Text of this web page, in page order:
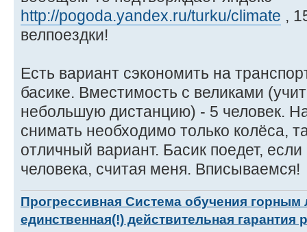
http://pogoda.yandex.ru/turku/climate ,
велпоездки!
Есть вариант сэкономить на
басике. Вместимость с великами
небольшую дистанцию) - 5 человек.
снимать необходимо только колёса,
отличный вариант. Басик поедет,
человека, считая меня. Вписываемся!
Прогрессивная Система обучения
единственная(!) действительная гарантия